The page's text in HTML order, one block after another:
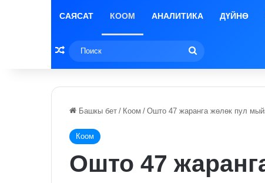
САЯСАТ КООМ АНАЛИТИКА ДҮЙНӨ
Random Article
Башкы бет / Коом / Ошто 47 жаранга жөлөк пул
Коом
Ошто 47